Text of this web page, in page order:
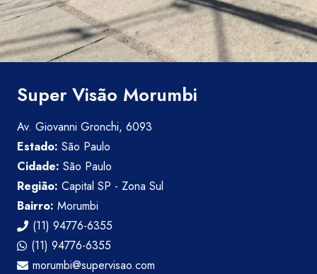
Super Visão Morumbi
Av. Giovanni Gronchi, 6093
Estado: São Paulo
Cidade: São Paulo
Região: Capital SP - Zona Sul
Bairro: Morumbi
(11) 94776-6355
(11) 94776-6355
morumbi@supervisao.com